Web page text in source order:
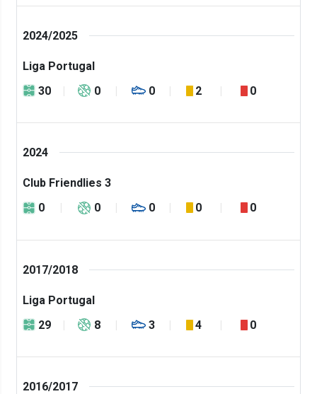
2024/2025
Liga Portugal
30
0 0 2 0
2024
Club Friendlies 3
0
0 0 0 0
2017/2018
Liga Portugal
29
8 3 4 0
2016/2017